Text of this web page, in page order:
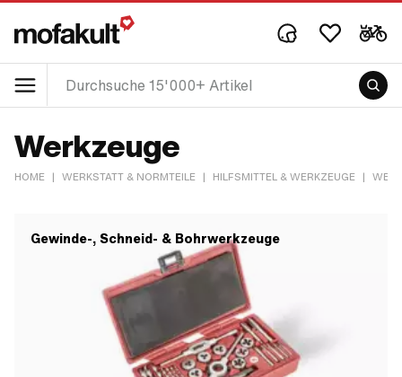
Werkzeuge
HOME | WERKSTATT & NORMTEILE | HILFSMITTEL & WERKZEUGE |
Gewinde-, Schneid- & Bohrwerkzeuge